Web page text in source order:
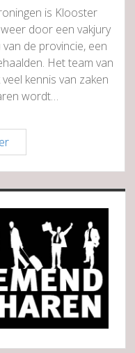
is Klooster
door een vakjury
de provincie, een
Het team van
kennis van zaken
wordt…
Klooster
Reizen
Groningen